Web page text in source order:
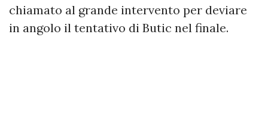
chiamato al grande intervento per deviare
in angolo il tentativo di Butic nel finale.